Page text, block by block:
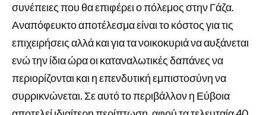
συνέπειες που θα επιφέρει ο πόλεμος στην Γάζα.
Αναπόφευκτο αποτέλεσμα είναι το κόστος για τις
επιχειρήσεις αλλά και για τα νοικοκυριά να αυξάνεται
ενώ την ίδια ώρα οι καταναλωτικές δαπάνες να
περιορίζονται και η επενδυτική εμπιστοσύνη να
συρρικνώνεται. Σε αυτό το περιβάλλον η Εύβοια